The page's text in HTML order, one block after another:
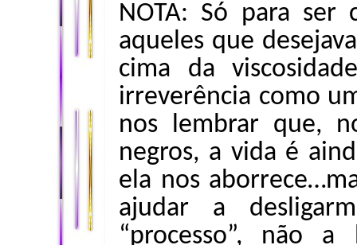
NOTA: Só para ser
aqueles que
cima da
irreverência como
nos lembrar que,
negros, a vida é
ela nos
ajudar a
“processo”, não a